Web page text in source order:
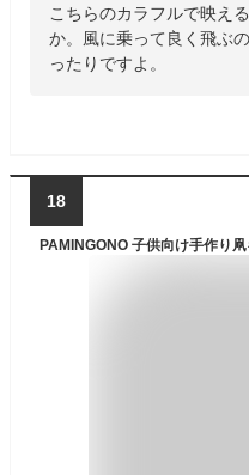
こちらのカラフルで映え
か。風に乗って良く飛ぶ
ったりですよ。
18